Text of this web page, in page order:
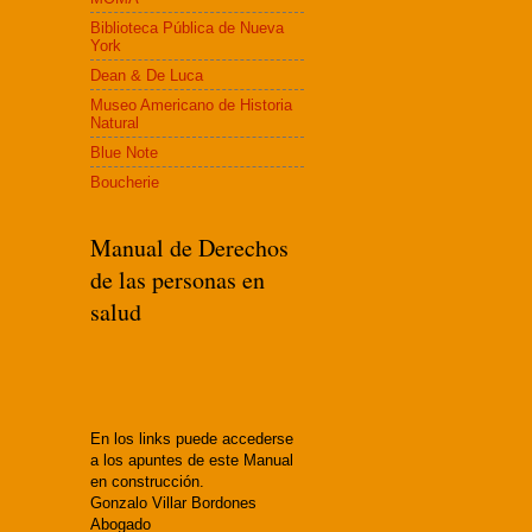
Biblioteca Pública de Nueva
York
Dean & De Luca
Museo Americano de Historia
Natural
Blue Note
Boucherie
Manual de Derechos
de las personas en
salud
En los links puede accederse
a los apuntes de este Manual
en construcción.
Gonzalo Villar Bordones
Abogado